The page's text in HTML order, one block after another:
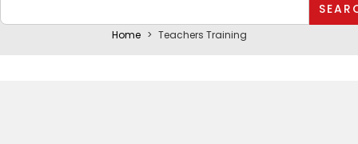
Home > Teachers Training